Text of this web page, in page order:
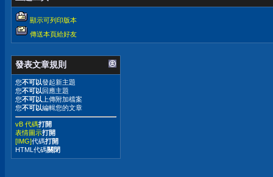
顯示可列印版本
傳送本頁給好友
發表文章規則
您不可以發起新主題
您不可以 回應主題
您不可以 上傳附加檔案
您不可以編輯您的文章
vB 代碼打開
表情圖示打開
[IMG]代碼打開
HTML代碼關閉